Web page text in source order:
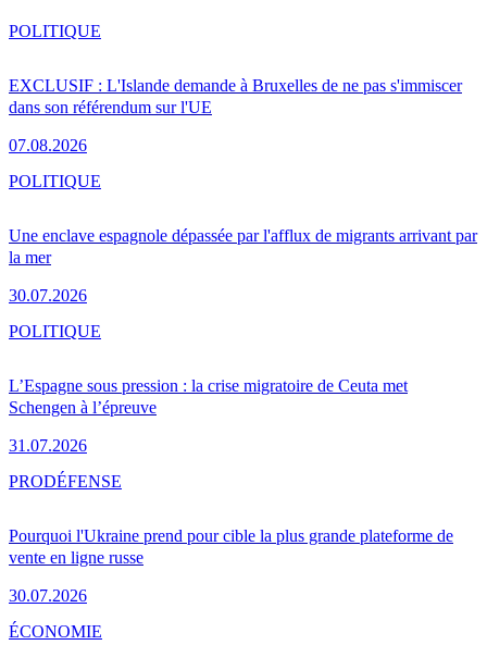
EXCLUSIF : L'Islande demande à Bruxelles de ne pas s'immiscer
dans son référendum sur l'UE
07.08.2026
POLITIQUE
Une enclave espagnole dépassée par l'afflux de migrants arrivant par
la mer
30.07.2026
POLITIQUE
L’Espagne sous pression : la crise migratoire de Ceuta met
Schengen à l’épreuve
31.07.2026
POLITIQUE
Pourquoi l'Ukraine prend pour cible la plus grande plateforme de
vente en ligne russe
30.07.2026
PRODÉFENSE
ÉCONOMIE